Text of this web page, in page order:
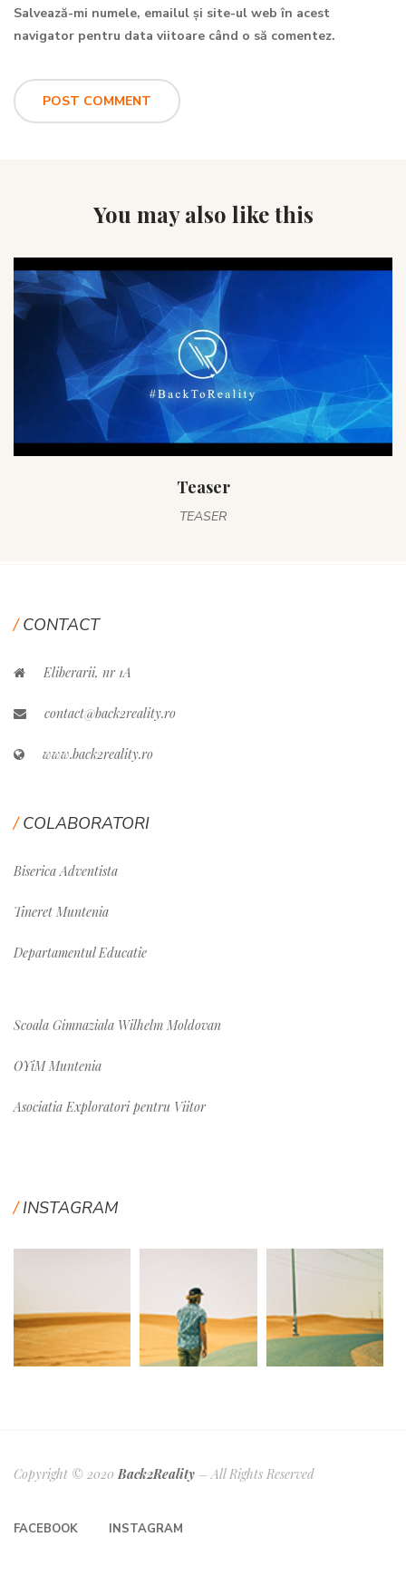
Salvează-mi numele, emailul și site-ul web în acest
navigator pentru data viitoare când o să comentez.
You may also like this
Teaser
TEASER
CONTACT
Eliberarii, nr 1A
contact@back2reality.ro
www.back2reality.ro
COLABORATORI
Biserica Adventista
Tineret Muntenia
Departamentul Educatie
Scoala Gimnaziala Wilhelm Moldovan
OYiM Muntenia
Asociatia Exploratori pentru Viitor
INSTAGRAM
Copyright © 2020 Back2Reality – All Rights Reserved
FACEBOOK INSTAGRAM